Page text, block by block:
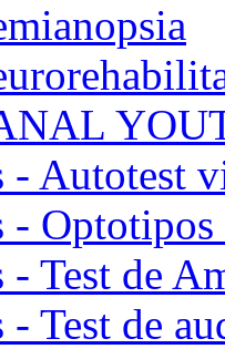
- Autotest
-
Test de
Test de